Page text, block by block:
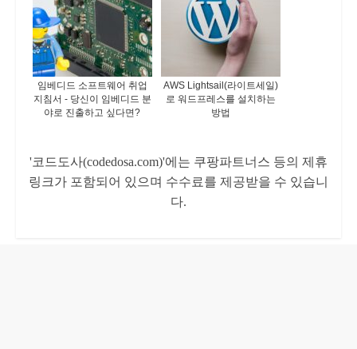
임베디드 소프트웨어 취업
지침서 - 당신이 임베디드 분
야로 진출하고 싶다면?
AWS Lightsail(라이트세일)
로 워드프레스를 설치하는
방법
'코드도사(codedosa.com)'에는 쿠팡파트너스 등의 제휴
링크가 포함되어 있으며 수수료를 제공받을 수 있습니
다.